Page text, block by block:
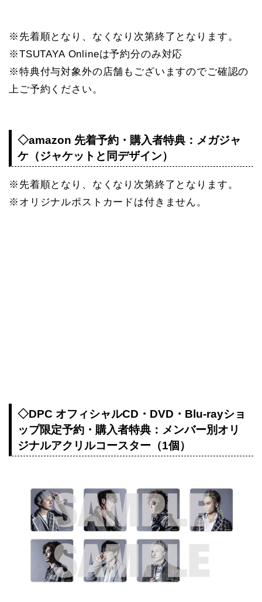
※先着順となり、なくなり次第終了となります。
※TSUTAYA Onlineは予約分のみ対応
※特典付与対象外の店舗もございますのでご確認の
上ご予約ください。
◇amazon 先着予約・購入者特典：メガジャ
ケ（ジャケットと同デザイン）
※先着順となり、なくなり次第終了となります。
※オリジナルポストカードは付きません。
◇DPC オフィシャルCD・DVD・Blu-rayショ
ップ限定予約・購入者特典：メンバー別オリ
ジナルアクリルコースター（1個）